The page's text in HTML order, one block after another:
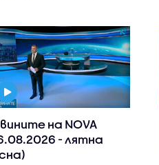
на NOVA
- лятна